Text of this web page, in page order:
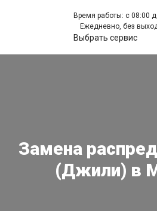
Время работы: с 08:00
Ежедневно, без
Выбрать сервис
Замена
(Джили) в